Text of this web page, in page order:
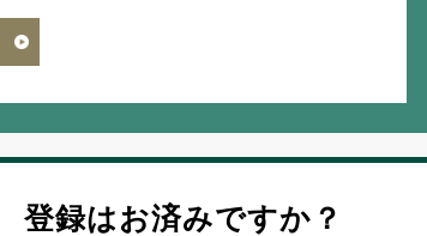
登録はお済みですか？